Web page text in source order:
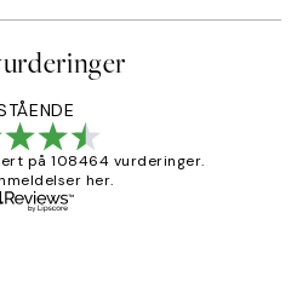
på 108464 vurderinger.
her.